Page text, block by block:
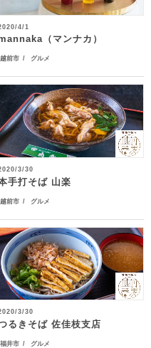
4/1
（マンナカ）
越前市 グルメ
3/30
手打そば 山楽
越前市 グルメ
3/30
るきそば 佐佳枝支店
福井市 グルメ